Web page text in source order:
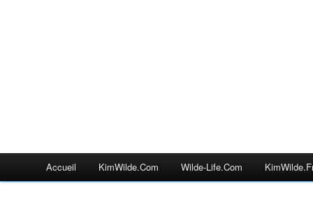
Accueil KimWilde.com Wilde-Life.com